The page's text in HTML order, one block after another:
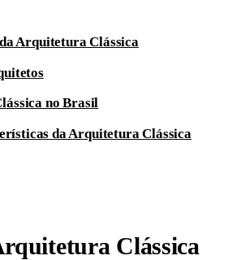
Arquitetura Clássica
no Brasil
da Arquitetura Clássica
Clássica